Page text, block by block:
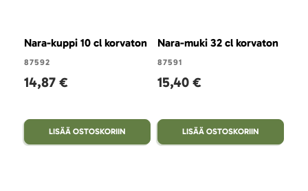
Nara-kuppi 10 cl korvaton
87592
14,87 €
LISÄÄ OSTOSKORIIN
Nara-muki 32 cl korvaton
87591
15,40 €
LISÄÄ OSTOSKORIIN